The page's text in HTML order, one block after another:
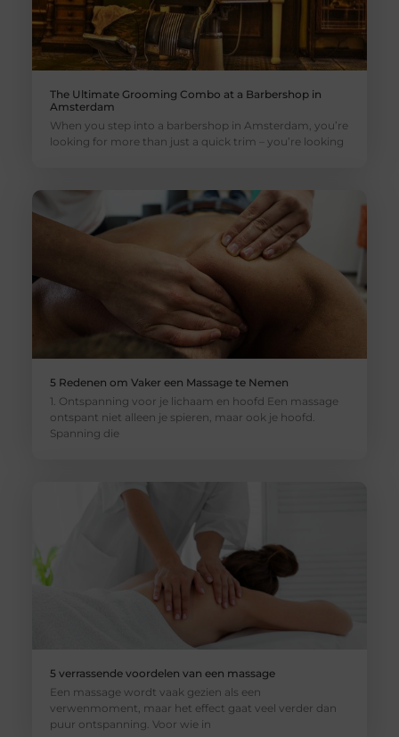
The Ultimate Grooming Combo at a Barbershop in
Amsterdam
When you step into a barbershop in Amsterdam, you’re
looking for more than just a quick trim – you’re looking
5 Redenen om Vaker een Massage te Nemen
1. Ontspanning voor je lichaam en hoofd Een massage
ontspant niet alleen je spieren, maar ook je hoofd.
Spanning die
5 verrassende voordelen van een massage
Een massage wordt vaak gezien als een
verwenmoment, maar het effect gaat veel verder dan
puur ontspanning. Voor wie in